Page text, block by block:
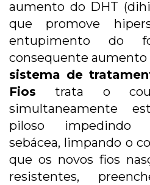
aumento do DHT
que promove
entupimento do
consequente aumento
sistema de
Fios trata o
simultaneamente
piloso impedindo
sebácea, limpando o
que os novos fios
resistentes,